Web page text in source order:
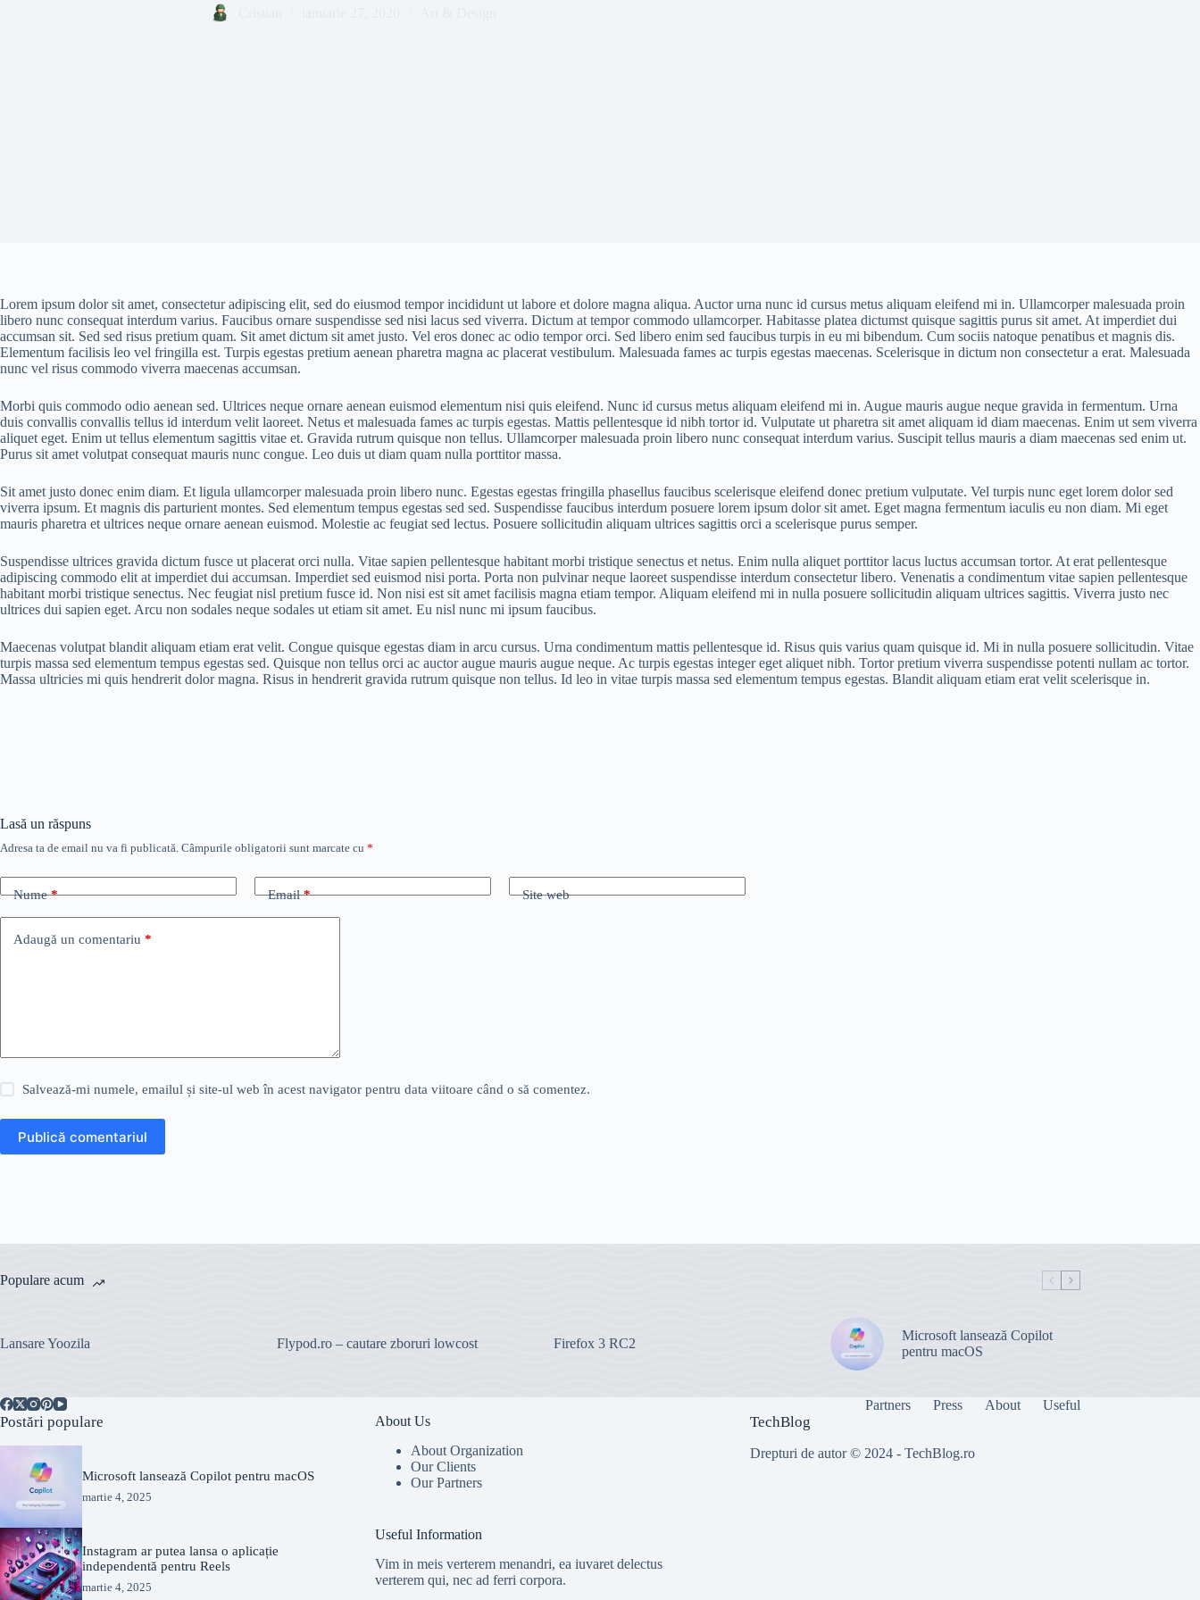
Lorem ipsum dolor sit amet, consectetur adipiscing elit, sed do eiusmod tempor incididunt ut labore et dolore magna aliqua. Auctor urna nunc id cursus metus aliquam eleifend mi in. Ullamcorper malesuada proin
libero nunc consequat interdum varius. Faucibus ornare suspendisse sed nisi lacus sed viverra. Dictum at tempor commodo ullamcorper. Habitasse platea dictumst quisque sagittis purus sit amet. At imperdiet dui
accumsan sit. Sed sed risus pretium quam. Sit amet dictum sit amet justo. Vel eros donec ac odio tempor orci. Sed libero enim sed faucibus turpis in eu mi bibendum. Cum sociis natoque penatibus et magnis dis.
Elementum facilisis leo vel fringilla est. Turpis egestas pretium aenean pharetra magna ac placerat vestibulum. Malesuada fames ac turpis egestas maecenas. Scelerisque in dictum non consectetur a erat. Malesuada
nunc vel risus commodo viverra maecenas accumsan.
Morbi quis commodo odio aenean sed. Ultrices neque ornare aenean euismod elementum nisi quis eleifend. Nunc id cursus metus aliquam eleifend mi in. Augue mauris augue neque gravida in fermentum. Urna
duis convallis convallis tellus id interdum velit laoreet. Netus et malesuada fames ac turpis egestas. Mattis pellentesque id nibh tortor id. Vulputate ut pharetra sit amet aliquam id diam maecenas. Enim ut sem viverra
aliquet eget. Enim ut tellus elementum sagittis vitae et. Gravida rutrum quisque non tellus. Ullamcorper malesuada proin libero nunc consequat interdum varius. Suscipit tellus mauris a diam maecenas sed enim ut.
Purus sit amet volutpat consequat mauris nunc congue. Leo duis ut diam quam nulla porttitor massa.
Sit amet justo donec enim diam. Et ligula ullamcorper malesuada proin libero nunc. Egestas egestas fringilla phasellus faucibus scelerisque eleifend donec pretium vulputate. Vel turpis nunc eget lorem dolor sed
viverra ipsum. Et magnis dis parturient montes. Sed elementum tempus egestas sed sed. Suspendisse faucibus interdum posuere lorem ipsum dolor sit amet. Eget magna fermentum iaculis eu non diam. Mi eget
mauris pharetra et ultrices neque ornare aenean euismod. Molestie ac feugiat sed lectus. Posuere sollicitudin aliquam ultrices sagittis orci a scelerisque purus semper.
Suspendisse ultrices gravida dictum fusce ut placerat orci nulla. Vitae sapien pellentesque habitant morbi tristique senectus et netus. Enim nulla aliquet porttitor lacus luctus accumsan tortor. At erat pellentesque
adipiscing commodo elit at imperdiet dui accumsan. Imperdiet sed euismod nisi porta. Porta non pulvinar neque laoreet suspendisse interdum consectetur libero. Venenatis a condimentum vitae sapien pellentesque
habitant morbi tristique senectus. Nec feugiat nisl pretium fusce id. Non nisi est sit amet facilisis magna etiam tempor. Aliquam eleifend mi in nulla posuere sollicitudin aliquam ultrices sagittis. Viverra justo nec
ultrices dui sapien eget. Arcu non sodales neque sodales ut etiam sit amet. Eu nisl nunc mi ipsum faucibus.
Maecenas volutpat blandit aliquam etiam erat velit. Congue quisque egestas diam in arcu cursus. Urna condimentum mattis pellentesque id. Risus quis varius quam quisque id. Mi in nulla posuere sollicitudin. Vitae
turpis massa sed elementum tempus egestas sed. Quisque non tellus orci ac auctor augue mauris augue neque. Ac turpis egestas integer eget aliquet nibh. Tortor pretium viverra suspendisse potenti nullam ac tortor.
Massa ultricies mi quis hendrerit dolor magna. Risus in hendrerit gravida rutrum quisque non tellus. Id leo in vitae turpis massa sed elementum tempus egestas. Blandit aliquam etiam erat velit scelerisque in.
Lasă un răspuns
Adresa ta de email nu va fi publicată. Câmpurile obligatorii sunt marcate cu *
Nume* Email* Site web
Adaugă un comentariu *
Salvează-mi numele, emailul și site-ul web în acest navigator pentru data viitoare când o să comentez.
Publică comentariul
Populare acum
Lansare Yoozila Flypod.ro – cautare zboruri lowcost Firefox 3 RC2
Microsoft lansează Copilot
pentru macOS
Partners Press About Useful
Postări populare
Microsoft lansează Copilot pentru macOS
martie 4, 2025
Instagram ar putea lansa o aplicație
independentă pentru Reels
martie 4, 2025
About Us
About Organization
Our Clients
Our Partners
Useful Information
Vim in meis verterem menandri, ea iuvaret delectus
verterem qui, nec ad ferri corpora.
TechBlog
Drepturi de autor © 2024 - TechBlog.ro